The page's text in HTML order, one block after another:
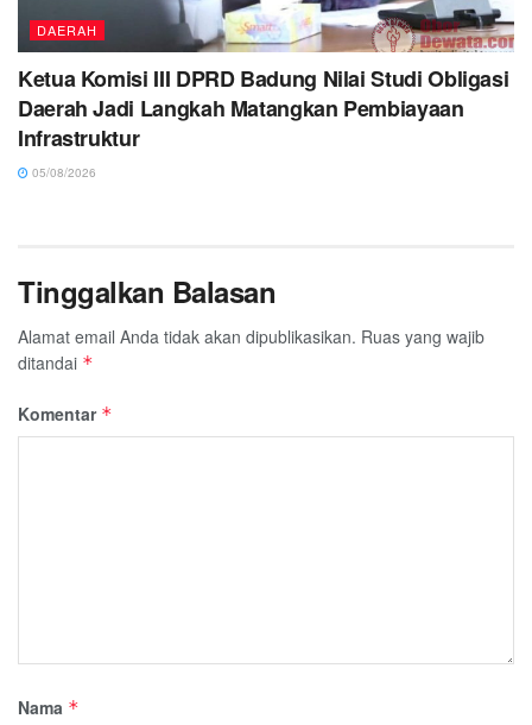
DAERAH
Ketua Komisi III DPRD Badung Nilai Studi Obligasi
Daerah Jadi Langkah Matangkan Pembiayaan
Infrastruktur
05/08/2026
Tinggalkan Balasan
Alamat email Anda tidak akan dipublikasikan. Ruas yang wajib
ditandai *
Komentar *
Nama *